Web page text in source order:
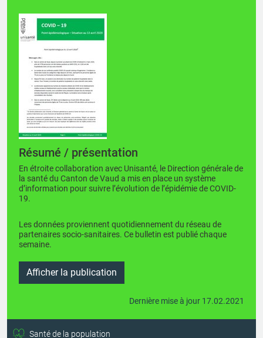
Résumé / présentation
En étroite collaboration avec Unisanté, le Direction générale de
la santé du Canton de Vaud a mis en place un système
d’information pour suivre l’évolution de l’épidémie de COVID-
19.
Les données proviennent quotidiennement du réseau de
partenaires socio-sanitaires. Ce bulletin est publié chaque
semaine.
Afficher la publication
Dernière mise à jour 17.02.2021
Santé de la population